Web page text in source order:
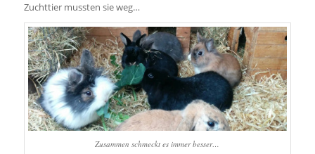
Zuchttier mussten sie weg…
Zusammen schmeckt es immer besser…